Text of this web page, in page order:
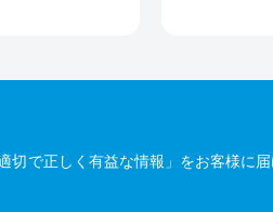
で正しく有益な情報」をお客様に届